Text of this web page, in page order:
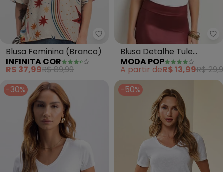
Infinita Cor - Blusa Feminina
Blusa Feminina (Branco)
INFINITA COR
R$ 37,99R$ 89,99
Blusa Detalhe Tule
(Branca)
MODA POP
A partir deR$ 13,99R$
-30%
-50%